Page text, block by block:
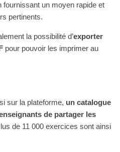
fournissant un moyen rapide et
pertinents.
la possibilité d’exporter
pour pouvoir les imprimer au
sur la plateforme, un catalogue
de partager les
de 11 000 exercices sont ainsi